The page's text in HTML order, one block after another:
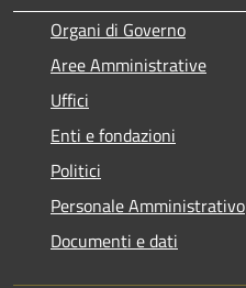
Organi di Governo
Aree Amministrative
Uffici
Enti e fondazioni
Politici
Personale Amministrativo
Documenti e dati